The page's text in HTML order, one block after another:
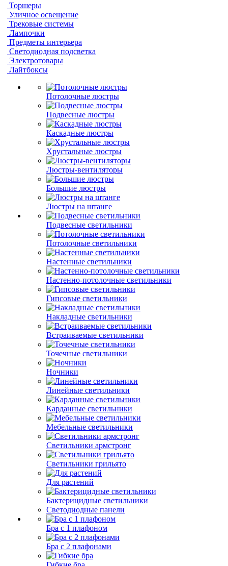
Торшеры
Уличное освещение
Трековые системы
Лампочки
Предметы интерьера
Светодиодная подсветка
Электротовары
Лайтбоксы
Потолочные люстры
Подвесные люстры
Каскадные люстры
Хрустальные люстры
Люстры-вентиляторы
Большие люстры
Люстры на штанге
Подвесные светильники
Потолочные светильники
Настенные светильники
Настенно-потолочные светильники
Гипсовые светильники
Накладные светильники
Встраиваемые светильники
Точечные светильники
Ночники
Линейные светильники
Карданные светильники
Мебельные светильники
Светильники армстронг
Светильники грильято
Для растений
Бактерицидные светильники
Светодиодные панели
Бра с 1 плафоном
Бра с 2 плафонами